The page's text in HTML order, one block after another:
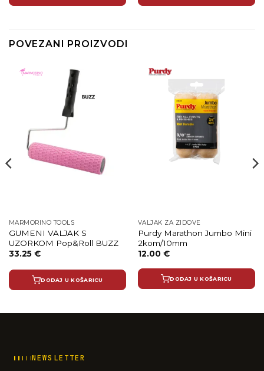
POVEZANI PROIZVODI
MARMORINO TOOLS
GUMENI VALJAK S
UZORKOM Pop&Roll BUZZ
33.25 €
DODAJ U KOŠARICU
VALJAK ZA ZIDOVE
Purdy Marathon Jumbo Mini
2kom/10mm
12.00 €
DODAJ U KOŠARICU
NEWSLETTER